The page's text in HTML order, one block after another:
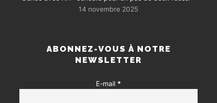
14 novembre 2025
ABONNEZ-VOUS À NOTRE
NEWSLETTER
E-mail *